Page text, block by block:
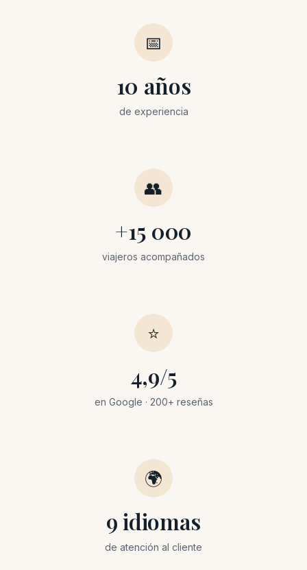
📅
10 años
de experiencia
👥
+15 000
viajeros acompañados
⭐
4,9/5
en Google · 200+ reseñas
🌍
9 idiomas
de atención al cliente